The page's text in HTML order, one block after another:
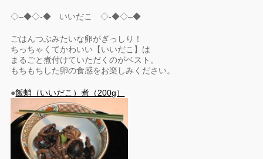
◇–◆◇-◆ いいだこ ◇-◆◇–◆
ごはんつぶみたいな卵がぎっしり！
ちっちゃくてかわいい【いいだこ】は
まるごと煮付けていただくのがベスト。
もちもちした卵の食感をお楽しみください。
●飯蛸（いいだこ）煮（200g）